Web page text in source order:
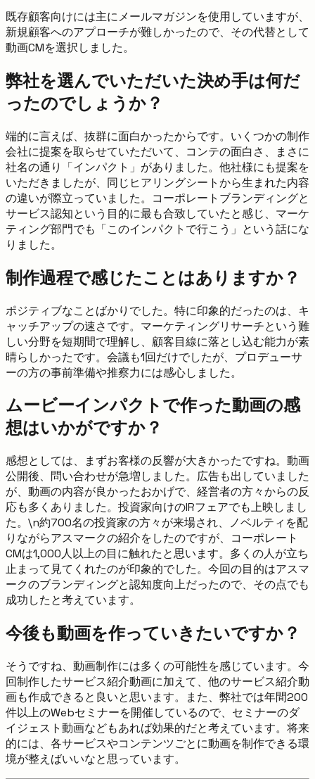
既存顧客向けには主にメールマガジンを使用していますが、
新規顧客へのアプローチが難しかったので、その代替として
動画CMを選択しました。
弊社を選んでいただいた決め手は何だ
ったのでしょうか？
端的に言えば、抜群に面白かったからです。いくつかの制作
会社に提案を取らせていただいて、コンテの面白さ、まさに
社名の通り「インパクト」がありました。他社様にも提案を
いただきましたが、同じヒアリングシートから生まれた内容
の違いが際立っていました。コーポレートブランディングと
サービス認知という目的に最も合致していたと感じ、マーケ
ティング部門でも「このインパクトで行こう」という話にな
りました。
制作過程で感じたことはありますか？
ポジティブなことばかりでした。特に印象的だったのは、キ
ャッチアップの速さです。マーケティングリサーチという難
しい分野を短期間で理解し、顧客目線に落とし込む能力が素
晴らしかったです。会議も1回だけでしたが、プロデューサ
ーの方の事前準備や推察力には感心しました。
ムービーインパクトで作った動画の感
想はいかがですか？
感想としては、まずお客様の反響が大きかったですね。動画
公開後、問い合わせが急増しました。広告も出していました
が、動画の内容が良かったおかげで、経営者の方々からの反
応も多くありました。投資家向けのIRフェアでも上映しまし
た。\n約700名の投資家の方々が来場され、ノベルティを配
りながらアスマークの紹介をしたのですが、コーポレート
CMは1,000人以上の目に触れたと思います。多くの人が立ち
止まって見てくれたのが印象的でした。今回の目的はアスマ
ークのブランディングと認知度向上だったので、その点でも
成功したと考えています。
今後も動画を作っていきたいですか？
そうですね、動画制作には多くの可能性を感じています。今
回制作したサービス紹介動画に加えて、他のサービス紹介動
画も作成できると良いと思います。また、弊社では年間200
件以上のWebセミナーを開催しているので、セミナーのダ
イジェスト動画などもあれば効果的だと考えています。将来
的には、各サービスやコンテンツごとに動画を制作できる環
境が整えばいいなと思っています。